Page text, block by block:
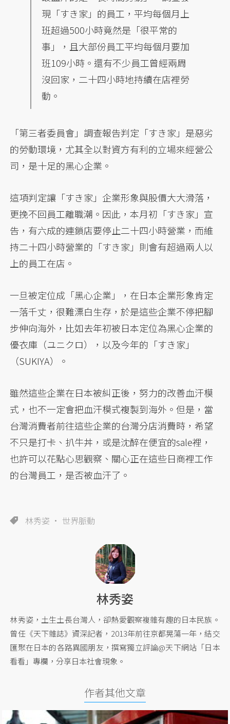
現「すき家」的員工，平均每個月上
班超過500小時竟然是「很平常的
事」，且大部份員工平均每個月要加
班109小時。還有不少員工曾經兩周
沒回家，二十四小時地持續在店裡勞
動。
「第三者委員會」調查報告判定「すき家」是惡劣
的勞動環境，尤其全以對資方有利的立場來經營公
司，是十足的黑心企業。
這項判定讓「すき家」企業形象與股價大大滑落，
更挽不回員工離職潮。因此，本月初「すき家」宣
告，有六成的連鎖店要停止二十四小時營業，而維
持二十四小時營業的「すき家」則會有超過兩人以
上的員工在店。
一旦被定位成「黑心企業」，在日本企業形象肯定
一落千丈，很難漂白生存，於是這些企業不停把腳
步伸向海外，比如去年初被日本定位為黑心企業的
優衣庫（ユニクロ），以及今年的「すき家」
（SUKIYA）。
雖然這些企業在日本被糾正後，努力的改善血汗模
式，也不一定會把血汗模式複製到海外。但是，當
台灣消費者前往這些企業的台灣分店消費時，希望
不只是打卡、扒牛丼，或是沈醉在便宜的sale裡，
也許可以花點心思觀察、關心正在這些日商裡工作
的台灣員工，是否被血汗了。
林秀姿 世界脈動
林秀姿
林秀姿，土生土長台灣人，卻熱愛觀察複雜有趣的日本民族。
曾任《天下雜誌》資深記者，2013年前往京都晃蕩一年，結交
匯聚在日本的各路異國朋友，撰寫獨立評論@天下網站「日本
看看」專欄，分享日本社會現象。
作者其他文章